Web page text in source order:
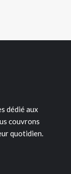
dédié aux
couvrons
quotidien.